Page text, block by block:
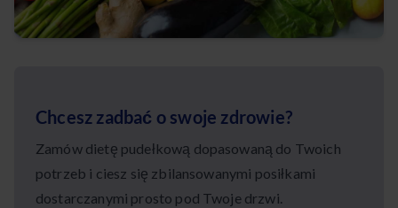
Chcesz zadbać o swoje zdrowie?
Zamów dietę pudełkową dopasowaną do Twoich
potrzeb i ciesz się zbilansowanymi posiłkami
dostarczanymi prosto pod Twoje drzwi.